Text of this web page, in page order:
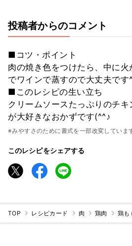
投稿者からのコメント
■コツ・ポイント
肉の焼き色をつけたら、中に
でワインで蒸すので大丈夫です
■このレシピの生い立ち
クリームソースたっぷりのチ
が大好きなおかずです(^^♪
※みやすさのために書式を一部改変していま
このレシピをシェアする
TOP レシピカード 肉 鶏肉 鶏も